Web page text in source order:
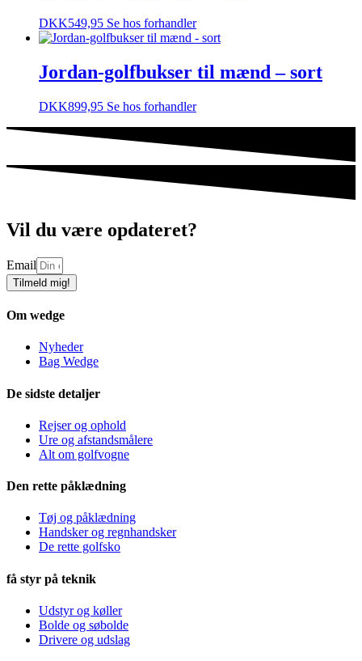
DKK549,95 Se hos forhandler
Jordan-golfbukser til mænd – sort
DKK899,95 Se hos forhandler
Vil du være opdateret?
Email
Tilmeld mig!
Om wedge
Nyheder
Bag Wedge
De sidste detaljer
Rejser og ophold
Ure og afstandsmålere
Alt om golfvogne
Den rette påklædning
Tøj og påklædning
Handsker og regnhandsker
De rette golfsko
få styr på teknik
Udstyr og køller
Bolde og søbolde
Drivere og udslag